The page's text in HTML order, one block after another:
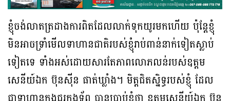
ខ្ញុំចង់លាតត្រដាងការពិតដែលលាក់ទុកយូរមកហើយ ប៉ុន្តែខ្ញុំ
មិនអាចទ្រាំមើលទាហានជាតិរបស់ខ្ញុំរាប់ពាន់នាក់ទៀតស្លាប់
ទៀតទេ ទាំងអស់ដោយសារតែភាពលោភលន់របស់ឧត្តម
សេនីយ៍ឯក ប៊ុនស៊ីន ផាត់ឃ្លាំង។ មិត្តជិតស្និទ្ធរបស់ខ្ញុំ ដែល